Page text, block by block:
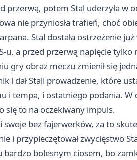
przerwą, potem Stal uderzyła w
nie przyniosła trafień, choć
Stal dostała ostrzeżenie
u, a przed przerwą napięcie tylko
gry obraz meczu zmienił się
i dał Stali prowadzenie, które
i tempa, i ostatniego podania.
się to na oczekiwany impuls.
swoje bez fajerwerków, za to
i przypieczętował zwycięstwo
bardzo bolesnym ciosem, bo